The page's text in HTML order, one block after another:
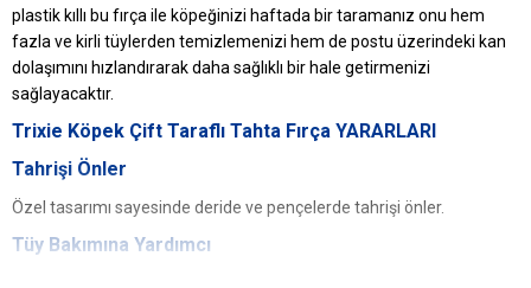
plastik kıllı bu fırça ile köpeğinizi haftada bir taramanız onu hem
fazla ve kirli tüylerden temizlemenizi hem de postu üzerindeki kan
dolaşımını hızlandırarak daha sağlıklı bir hale getirmenizi
sağlayacaktır.
Trixie Köpek Çift Taraflı Tahta Fırça YARARLARI
Tahrişi Önler
Özel tasarımı sayesinde deride ve pençelerde tahrişi önler.
Tüy Bakımına Yardımcı